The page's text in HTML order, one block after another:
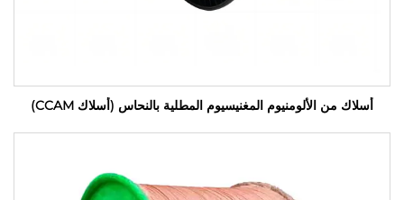
أسلاك من الألومنيوم المغنيسيوم المطلية بالنحاس (أسلاك CCAM)